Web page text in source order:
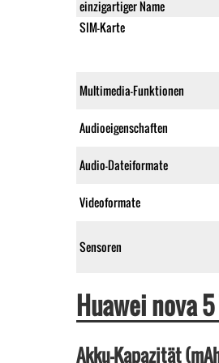
einzigartiger Name
SIM-Karte
Multimedia-Funktionen
Audioeigenschaften
Audio-Dateiformate
Videoformate
Sensoren
Huawei nova
Akku-Kapazität